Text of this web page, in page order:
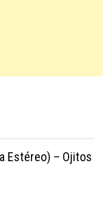
Estéreo) – Ojitos